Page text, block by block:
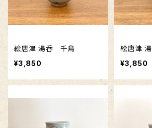
絵唐津 湯呑 千鳥
¥3,850
絵唐津
¥3,850